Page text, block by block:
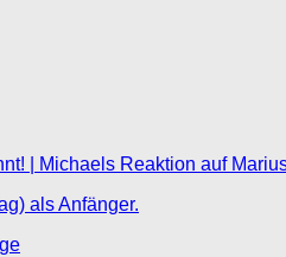
| Michaels Reaktion auf
als Anfänger.